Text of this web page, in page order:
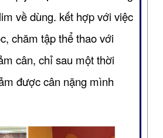
về dùng. kết hợp với việc
chăm tập thể thao với
cân, chỉ sau một thời
được cân nặng mình